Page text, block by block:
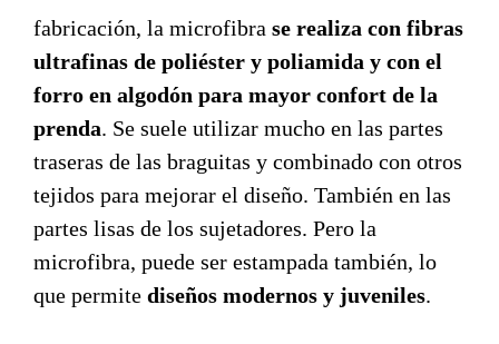
fabricación, la microfibra se realiza con fibras
ultrafinas de poliéster y poliamida y con el
forro en algodón para mayor confort de la
prenda. Se suele utilizar mucho en las partes
traseras de las braguitas y combinado con otros
tejidos para mejorar el diseño. También en las
partes lisas de los sujetadores. Pero la
microfibra, puede ser estampada también, lo
que permite diseños modernos y juveniles.